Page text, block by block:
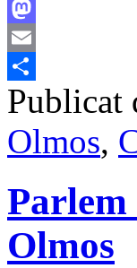
Facebook
Mastodon
Email
Comparteix
Publicat
Olmos,
Parlem
Olmos